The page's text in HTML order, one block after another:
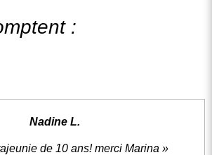
:
Nadine L.
de 10 ans! merci Marina »